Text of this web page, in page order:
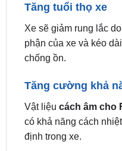
Tăng tuổi thọ xe
Xe sẽ giảm rung lắc
phận của xe và kéo
chống ồn.
Tăng cường khả
Vật liệu cách âm cho
có khả năng cách
định trong xe.